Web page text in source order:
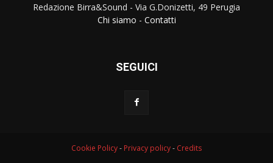
Redazione Birra&Sound - Via G.Donizetti, 49 Perugia
Chi siamo - Contatti
SEGUICI
Cookie Policy- Privacy policy- Credits